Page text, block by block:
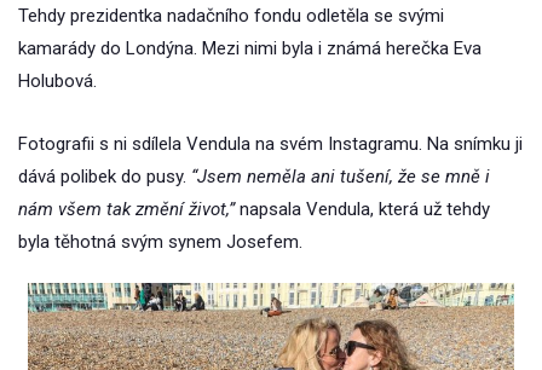
Tehdy prezidentka nadačního fondu odletěla se svými
kamarády do Londýna. Mezi nimi byla i známá herečka Eva
Holubová.
Fotografii s ni sdílela Vendula na svém Instagramu. Na snímku ji
dává polibek do pusy. “Jsem neměla ani tušení, že se mně i
nám všem tak změní život,”napsala Vendula, která už tehdy
byla těhotná svým synem Josefem.